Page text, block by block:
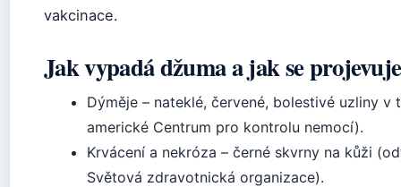
vakcinace.
Jak vypadá džuma a jak se
Dýměje – nateklé, červené, bolestivé uzliny v
americké Centrum pro kontrolu nemocí).
Krvácení a nekróza – černé skvrny na kůži
Světová zdravotnická organizace).